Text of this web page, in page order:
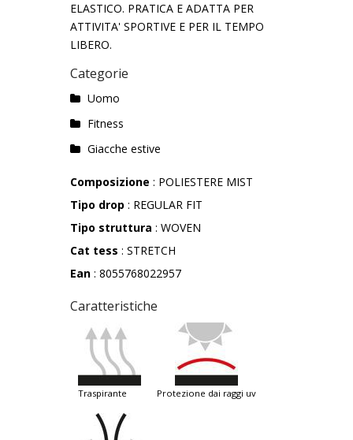
ELASTICO. PRATICA E ADATTA PER
ATTIVITA' SPORTIVE E PER IL TEMPO
LIBERO.
Categorie
Uomo
Fitness
Giacche estive
Composizione : POLIESTERE MIST
Tipo drop : REGULAR FIT
Tipo struttura : WOVEN
Cat tess : STRETCH
Ean : 8055768022957
Caratteristiche
traspirante protezione dai raggi uv